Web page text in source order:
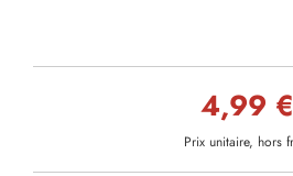
4,99 €
Prix unitaire, hors